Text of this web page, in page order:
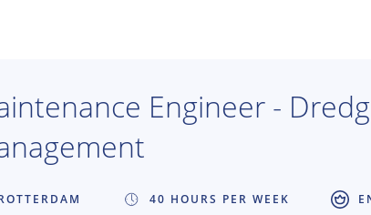
Engineer -
40 HOURS PER WEEK